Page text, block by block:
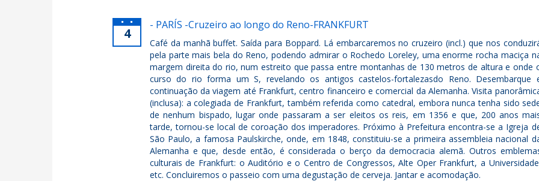
4
- PARÍS -Cruzeiro ao longo do Reno-FRANKFURT
Café da manhã buffet. Saída para Boppard. Lá embarcaremos no cruzeiro (incl.) que nos
pela parte mais bela do Reno, podendo admirar o Rochedo Loreley, uma enorme rocha maciça
margem direita do rio, num estreito que passa entre montanhas de 130 metros de altura e onde
curso do rio forma um S, revelando os antigos castelos-fortalezasdo Reno. Desembarque
continuação da viagem até Frankfurt, centro financeiro e comercial da Alemanha. Visita
(inclusa): a colegiada de Frankfurt, também referida como catedral, embora nunca tenha sido
de nenhum bispado, lugar onde passaram a ser eleitos os reis, em 1356 e que, 200 anos
tarde, tornou-se local de coroação dos imperadores. Próximo à Prefeitura encontra-se a Igreja
São Paulo, a famosa Paulskirche, onde, em 1848, constituiu-se a primeira assembleia nacional
Alemanha e que, desde então, é considerada o berço da democracia alemã. Outros
culturais de Frankfurt: o Auditório e o Centro de Congressos, Alte Oper Frankfurt, a
etc. Concluiremos o passeio com uma degustação de cerveja. Jantar e acomodação.